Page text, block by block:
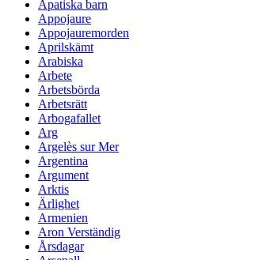
Apatiska barn
Appojaure
Appojauremorden
Aprilskämt
Arabiska
Arbete
Arbetsbörda
Arbetsrätt
Arbogafallet
Arg
Argelès sur Mer
Argentina
Argument
Arktis
Ärlighet
Armenien
Aron Verständig
Årsdagar